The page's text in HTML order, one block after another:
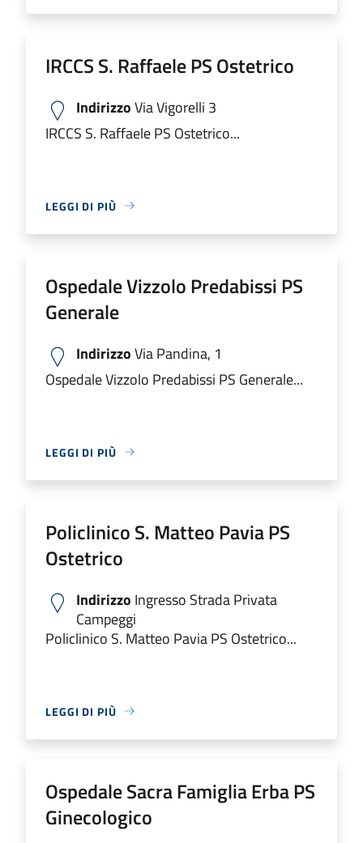
IRCCS S. Raffaele PS Ostetrico
IndirizzoVia Vigorelli 3
IRCCS S. Raffaele PS Ostetrico...
LEGGI DI PIÙ
Ospedale Vizzolo Predabissi PS
Generale
IndirizzoVia Pandina, 1
Ospedale Vizzolo Predabissi PS Generale...
LEGGI DI PIÙ
Policlinico S. Matteo Pavia PS
Ostetrico
Indirizzo Ingresso Strada Privata
Campeggi
Policlinico S. Matteo Pavia PS Ostetrico...
LEGGI DI PIÙ
Ospedale Sacra Famiglia Erba PS
Ginecologico